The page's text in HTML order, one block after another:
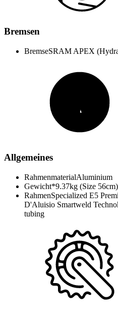
Bremsen
BremseSRAM APEX
Allgemeines
RahmenmaterialAluminium
Gewicht*9.37kg (Size 56cm)
RahmenSpecialized E5
D'Aluisio Smartweld
tubing